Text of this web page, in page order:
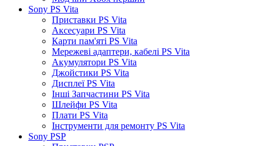
Sony PS Vita
Приставки PS Vita
Аксесуари PS Vita
Карти пам'яті PS Vita
Мережеві адаптери, кабелі PS Vita
Акумулятори PS Vita
Джойстики PS Vita
Дисплеї PS Vita
Інші Запчастини PS Vita
Шлейфи PS Vita
Плати PS Vita
Інструменти для ремонту PS Vita
Sony PSP